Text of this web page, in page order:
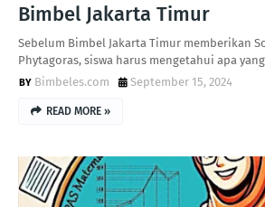
Bimbel Jakarta Timur
Sebelum Bimbel Jakarta Timur memberikan
Phytagoras, siswa harus mengetahui apa
Bimbeles.com
September 15, 2024
READ MORE »